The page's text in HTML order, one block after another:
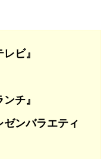
ビ』
チ』
ンバラエティ